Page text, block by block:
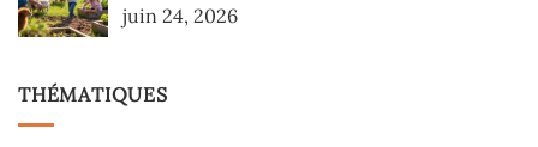
juin 24, 2026
THÉMATIQUES